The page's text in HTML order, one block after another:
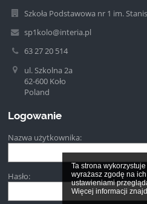
Ta strona
wyrażasz zgodę na
ustawieniami
Więcej informacji
Szkoła Podstawowa nr 1 im.
sp1kolo@interia.pl
63 27 20 514
ul. Szkolna 2a
62-600 Koło
Poland
Logowanie
Nazwa użytkownika:
Hasło: